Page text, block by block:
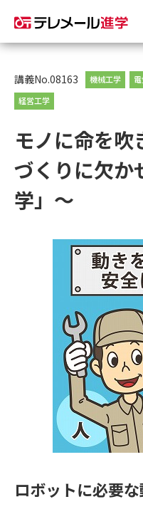
資料請
大学・短大の資料種類か
大学パンフ
総合型選抜・学校推薦型選抜 募
集要項＆願書
大学・短大以外の資料
専門学校の資料請求
留学・進学関連、塾・予備校
大学入学共通テスト「受験上の
配慮案内」の請求
幼稚園教員資格認定試験
試験
講義No.08163 機械工学
経営工学
モノに命を
づくりに欠か
学」～
ロボットに必要